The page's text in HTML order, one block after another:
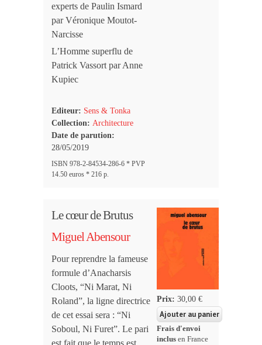
experts de Paulin Ismard
par Véronique Moutot-
Narcisse
L’Homme superflu de
Patrick Vassort par Anne
Kupiec
Editeur: Sens & Tonka
Collection: Architecture
Date de parution:
28/05/2019
ISBN 978-2-84534-286-6 * PVP
14.50 euros * 216 p.
Le cœur de Brutus
Miguel Abensour
Pour reprendre la fameuse
formule d’Anacharsis
Cloots, “Ni Marat, Ni
Roland”, la ligne directrice
de cet essai sera : “Ni
Soboul, Ni Furet”. Le pari
est fait que le temps est
Prix:30,00 €
Frais d'envoi
inclus en France